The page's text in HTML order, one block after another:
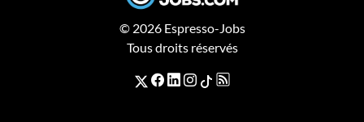
© 2026 Espresso-Jobs
Tous droits réservés